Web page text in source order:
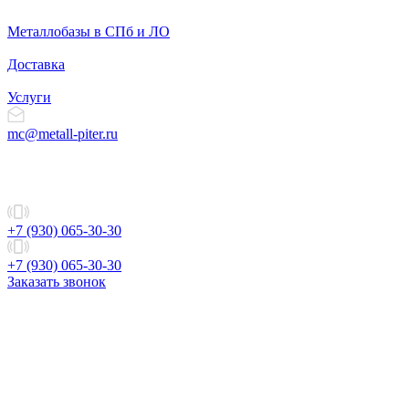
Металлобазы в СПб и ЛО
Доставка
Услуги
mc@metall-piter.ru
+7 (930) 065-30-30
+7 (930) 065-30-30
Заказать звонок